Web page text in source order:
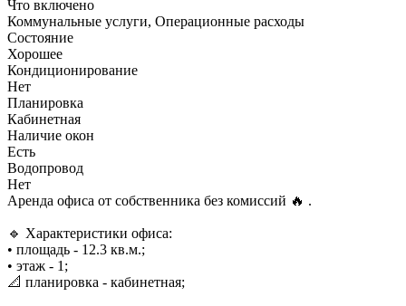
Что включено
Коммунальные услуги, Операционные расходы
Состояние
Хорошее
Кондиционирование
Нет
Планировка
Кабинетная
Наличие окон
Есть
Водопровод
Нет
Аренда офиса от собственника без комиссий 🔥 .
🔹 Характеристики офиса:
• площадь - 12.3 кв.м.;
• этаж - 1;
📐 планировка - кабинетная;